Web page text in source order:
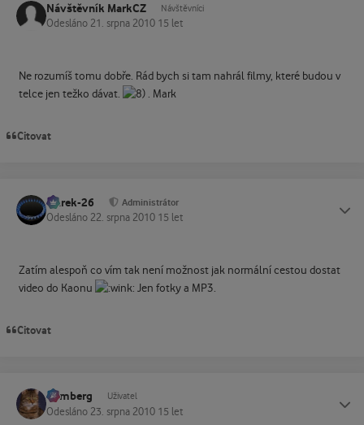
Návštěvník MarkCZ Návštěvníci
Odesláno 21. srpna 2010 15 let
Ne rozumíš tomu dobře. Rád bych si tam nahrál filmy, které budou v
telce jen težko dávat.
. Mark
Citovat
Marek-26 Administrátor
Odesláno 22. srpna 2010 15 let
Zatím alespoň co vím tak není možnost jak normální cestou dostat
video do Kaonu
Jen fotky a MP3.
Citovat
homberg Uživatel
Odesláno 23. srpna 2010 15 let